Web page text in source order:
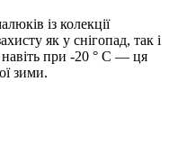
із колекції
як у снігопад, так і
при -20 ° C — ця
зими.